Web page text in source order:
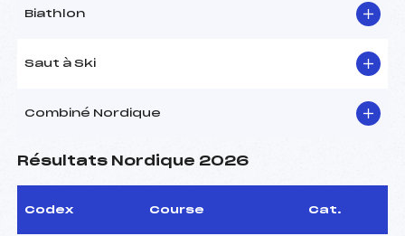
Biathlon
Saut à Ski
Combiné Nordique
Résultats Nordique 2026
Codex Course Cat.